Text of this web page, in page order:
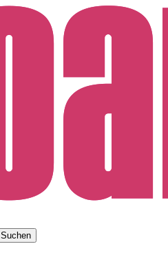
Suchen